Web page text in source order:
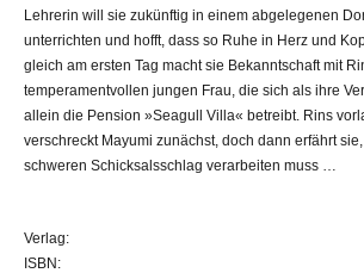
Lehrerin will sie zukünftig in einem abgelegenen
unterrichten und hofft, dass so Ruhe in Herz und
gleich am ersten Tag macht sie Bekanntschaft mit
temperamentvollen jungen Frau, die sich als ihre
allein die Pension »Seagull Villa« betreibt. Rins
verschreckt Mayumi zunächst, doch dann erfährt
schweren Schicksalsschlag verarbeiten muss …
Verlag:
ISBN: